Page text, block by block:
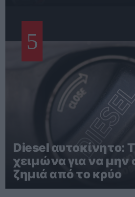
5
Diesel αυτοκίνητο:
χειμώνα για να μην
ζημιά από το κρύο